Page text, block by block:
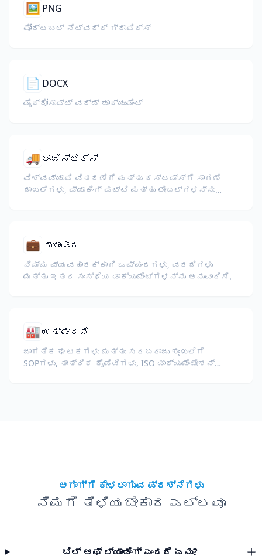
🖼️ PNG
ಪೋರ್ಟಬಲ್ ನೆಟ್‌ವರ್ಕ್ ಗ್ರಾಫಿಕ್ಸ್
📄 DOCX
ಮೈಕ್ರೋಸಾಫ್ಟ್ ವರ್ಡ್ ಡಾಕ್ಯುಮೆಂಟ್
🚚 ಲಾಜಿಸ್ಟಿಕ್ಸ್
ವಿಶ್ವವ್ಯಾಪಿ ವಿತರಣೆಗೆ ಮತ್ತು ಕಸ್ಟಮ್ಸ್‌ಗೆ ಸಾಗಣೆ
ದಾಖಲೆಗಳು, ಪ್ಯಾಕಿಂಗ್ ಪಟ್ಟಿ ಮತ್ತು ಲೇಬಲ್‌ಗಳನ್ನು
💼 ವ್ಯಾಪಾರ
ನಿಮ್ಮ ವ್ಯವಹಾರಕ್ಕಾಗಿ ಒಪ್ಪಂದಗಳು, ವರದಿಗಳು
ಮತ್ತು ಇತರ ಸಂಸ್ಥೆಯ ಡಾಕ್ಯುಮೆಂಟ್‌ಗಳನ್ನು ಅನುವಾದಿಸಿ.
🏭ಉತ್ಪಾದನೆ
ಜಾಗತಿಕ ಘಟಕಗಳು ಮತ್ತು ಸರಬರಾಜು ಶೃಂಖಲೆಗೆ
SOPಗಳು, ತಾಂತ್ರಿಕ ಕೈಪಿಡಿಗಳು, ISO ಡಾಕ್ಯುಮೆಂಟೇಶನ್
ಆಗಾಗ್ಗೆ ಕೇಳಲಾಗುವ ಪ್ರಶ್ನೆಗಳು
ನಿಮಗೆ ತಿಳಿಯಬೇಕಾದ ಎಲ್ಲವೂ
ಬಿಲ್ ಆಫ್ ಲ್ಯಾಡಿಂಗ್ ಎಂದರೆ ಏನು?